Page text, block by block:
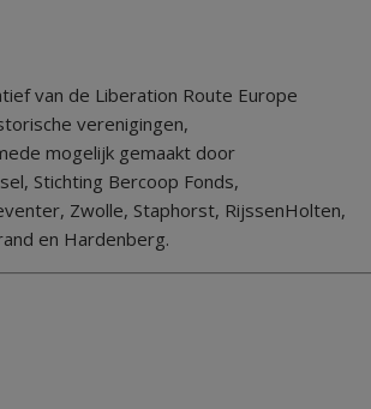
van de Liberation Route Europe
verenigingen,
mogelijk gemaakt door
Stichting Bercoop Fonds,
Zwolle, Staphorst, RijssenHolten,
en Hardenberg.